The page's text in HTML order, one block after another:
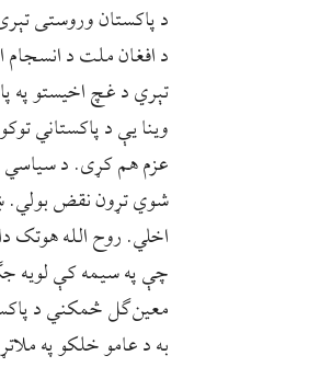
د پاکستان وروستی
د افغان ملت د
تېري د غچ اخیستو په
وینا یې د پاکستاني
عزم هم کړی. د سياسي
شوي تړون نقض بولي.
اخلي. روح الله هوتک
چې په سیمه کې لویه
معين‌ګل څمکني د
به د عامو خلکو په